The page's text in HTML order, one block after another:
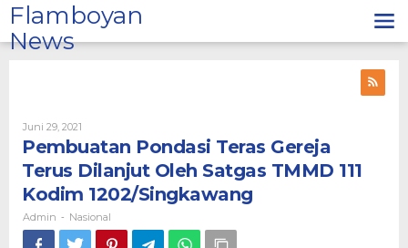
Lewati
ke
konten
Flamboyan
News
Juni 29, 2021
Admin
Pembuatan Pondasi Teras Gereja
Terus Dilanjut Oleh Satgas TMMD 111
Kodim 1202/Singkawang
Admin - Nasional